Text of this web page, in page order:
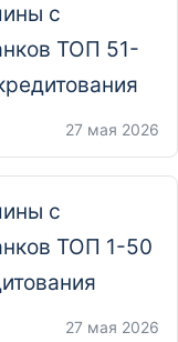
с
ТОП 51-
27 мая 2026
с
ТОП 1-50
27 мая 2026